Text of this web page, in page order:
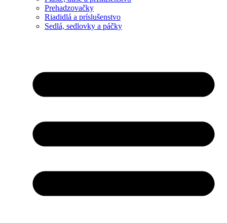
Prehadzovačky
Riadidlá a príslušenstvo
Sedlá, sedlovky a páčky